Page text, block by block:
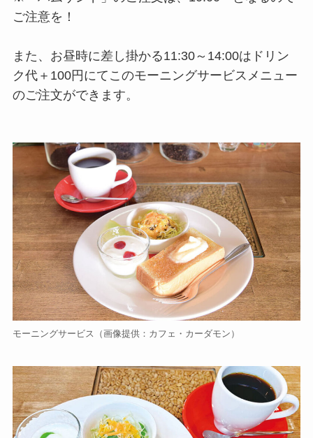
ご注意を！
また、お昼時に差し掛かる11:30～14:00はドリン
ク代＋100円にてこのモーニングサービスメニュー
のご注文ができます。
モーニングサービス（画像提供：カフェ・カーダモン）